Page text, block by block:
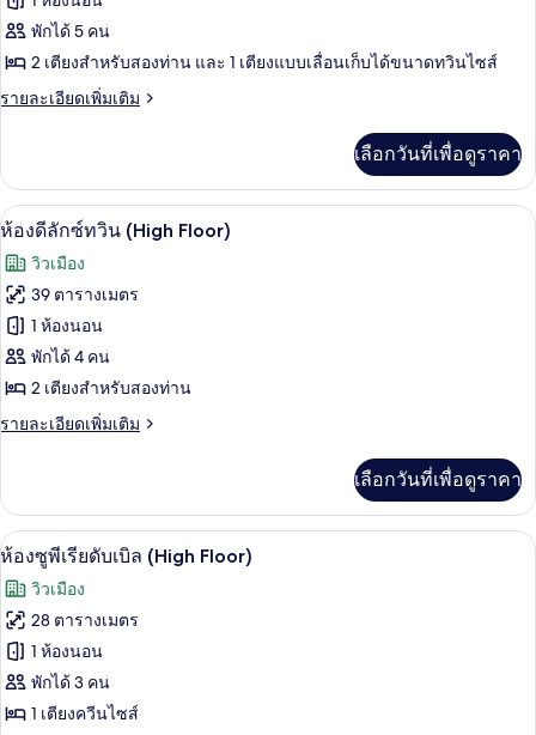
(High
Floor)
ห้อง
ดี
ลัก
ทริปเปิล
(High
Floor)
พักได้ 5 คน
2 เตียงสำหรับสองท่าน และ 1 เตียงแบบเลื่อนเก็บได้ขนาดทวินไซส์
รายละเอียดเพิ่มเติม
ราย
เกี่ยว
กับ
ห้อง
ลัก
ซ์
ทริปเปิล
(High
Floor)
เลือกวันที่เพื่อดูราคา
เปิด
ภาพถ่าย
ทั้งหมด
ของ
ห้อง
ดี
ลัก
ทวิน
(High
Floor)
ตู้นิรภัยในห้องพัก, โต๊ะทำงาน, พื้นที่ท
4
ห้องดีลักซ์ทวิน (High Floor)
วิวเมือง
39 ตารางเมตร
1 ห้องนอน
พักได้ 4 คน
2 เตียงสำหรับสองท่าน
รายละเอียดเพิ่มเติม
ราย
เกี่ยว
กับ
ห้อง
ลัก
ซ์
ทวิ
น
(High
Floor)
เลือกวันที่เพื่อดูราคา
เปิด
ภาพถ่าย
ทั้งหมด
ของ
ห้อง
ซู
ตู้นิรภัยในห้องพัก, โต๊ะทำงาน, พื้นที่ท
8
ห้องซูพีเรียดับเบิล (High Floor)
วิวเมือง
28 ตารางเมตร
1 ห้องนอน
พักได้ 3 คน
1 เตียงควีนไซส์